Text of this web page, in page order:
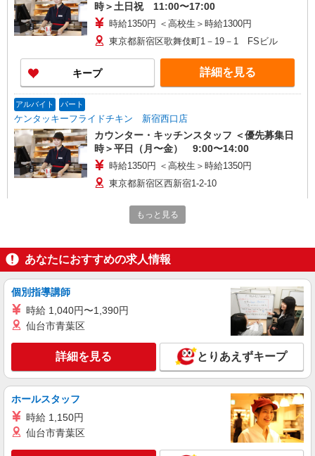
時＞土日祝 11:00〜17:00
時給1350円 ＜高校生＞時給1300円
東京都新宿区歌舞伎町1－19－1 FSビル
キープ 詳細を見る
アルバイト パート
ケンタッキーフライドチキン 新宿西口店
カウンター・キッチンスタッフ ＜優先募集日
時＞平日（月〜金） 9:00〜14:00
時給1350円 ＜高校生＞時給1350円
東京都新宿区西新宿1-2-10
アルバイト パート
ケンタッキーフライドチキン 早稲田駅前店
カウンター・キッチンスタッフ ＜優先募集日
時＞平日（月〜金） 9:00〜14:00
時給1300円
キープ 詳細を見る
アルバイト パート
コンパスグループ・ジャパン株式会社 31905_p
調理員【アルバイト・パート】
(試用期間2ヶ月) 残業が発生した場合、残業代を1
もっと見る
あなたにおすすめの求人情報
個別指導講師
時給 1,040円〜1,390円
仙台市青葉区
詳細を見る とりあえずキープ
ホールスタッフ
時給 1,150円
仙台市青葉区